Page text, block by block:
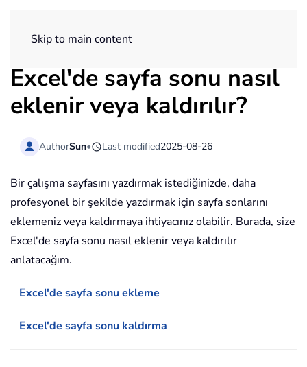
Skip to main content
Excel'de sayfa sonu nasıl
eklenir veya kaldırılır?
AuthorSun• Last modified2025-08-26
Bir çalışma sayfasını yazdırmak istediğinizde, daha
profesyonel bir şekilde yazdırmak için sayfa sonlarını
eklemeniz veya kaldırmaya ihtiyacınız olabilir. Burada, size
Excel'de sayfa sonu nasıl eklenir veya kaldırılır
anlatacağım.
Excel'de sayfa sonu ekleme
Excel'de sayfa sonu kaldırma